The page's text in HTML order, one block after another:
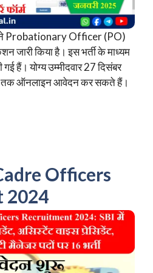
Probationary Officer (PO)
जारी किया है। इस भर्ती के माध्यम
हैं। योग्य उम्मीदवार 27 दिसंबर
ऑनलाइन आवेदन कर सकते हैं।
Officers
2024